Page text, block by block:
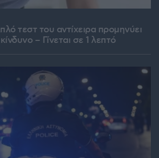
τεστ του αντίχειρα προμηνύει
– Γίνεται σε 1 λεπτό